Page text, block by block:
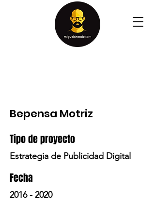
Bepensa Motriz
Tipo de proyecto
Estrategia de Publicidad Digital
Fecha
2016 - 2020